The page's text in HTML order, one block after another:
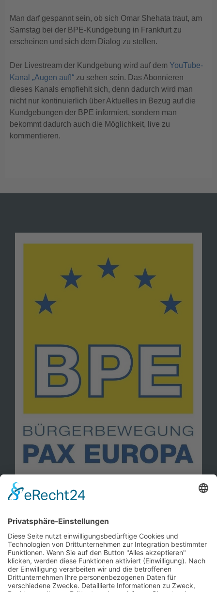
Man darf gespannt sein, ob sich Omar Shehata traut, am
Samstag bei der BPE-Kundgebung in Frankfurt zu
erscheinen und sich dem Dialog zu stellen.
Der Livestream der Kundgebung wird auf dem YouTube-
Kanal „Augen auf!“ zu sehen sein. Das Abonnieren
dieses Kanals empfiehlt sich, denn dadurch wird man
nicht nur kontinuierlich über Aktuelles in Bezug auf die
Kundgebungen der BPE informiert, sondern man
bekommt dadurch auch die Möglichkeit, live zu
kommentieren.
Kontakt
Mitglied werden!
Impressum
Datenschutz